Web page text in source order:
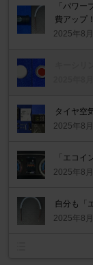
「パワ
費アップ！
2025年8
タイヤ空
2025年8
「エコイ
2025年8
自分も「
2025年8